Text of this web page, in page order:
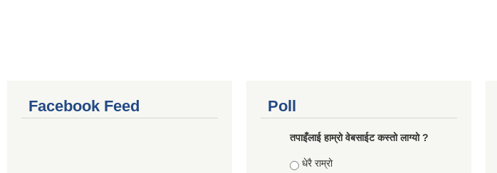
Facebook Feed Poll
तपाइँलाई हाम्रो वेबसाईट कस्तो लाग्यो ?
Choices
धेरै राम्रो